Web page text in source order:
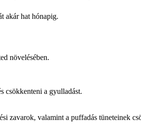
akár hat hónapig.
növelésében.
csökkenteni a gyulladást.
zavarok, valamint a puffadás tüneteinek